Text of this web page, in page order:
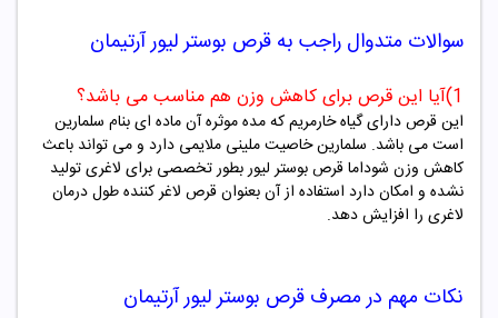
سوالات متدوال راجب به قرص بوستر لیور آرتیمان
1)آیا این قرص برای کاهش وزن هم مناسب می باشد؟
این قرص دارای گیاه خارمریم که مده موثره آن ماده ای بنام سلمارین
است می باشد. سلمارین خاصیت ملینی ملایمی دارد و می تواند باعث
کاهش وزن شوداما قرصبوستر لیوربطور تخصصی برای لاغری تولید
نشده و امکان دارد استفاده از آن بعنوان قرص لاغر کننده طول درمان
لاغری را افزایش دهد.
نکات مهم در مصرف قرص بوستر لیور آرتیمان